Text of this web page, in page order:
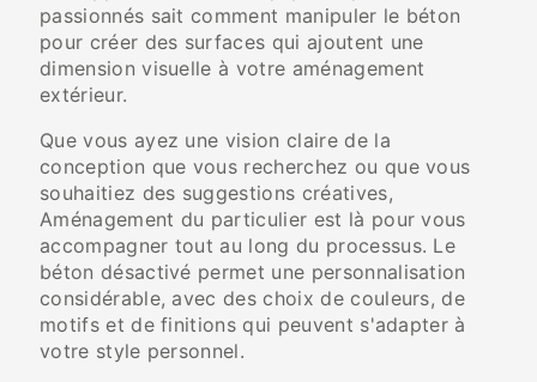
passionnés sait comment manipuler le béton
pour créer des surfaces qui ajoutent une
dimension visuelle à votre aménagement
extérieur.
Que vous ayez une vision claire de la
conception que vous recherchez ou que vous
souhaitiez des suggestions créatives,
Aménagement du particulier est là pour vous
accompagner tout au long du processus. Le
béton désactivé permet une personnalisation
considérable, avec des choix de couleurs, de
motifs et de finitions qui peuvent s'adapter à
votre style personnel.